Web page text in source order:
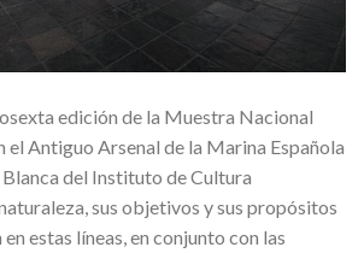
edición de la Muestra Nacional
el Antiguo Arsenal de la Marina Española
Blanca del Instituto de Cultura
sus objetivos y sus propósitos
estas líneas, en conjunto con las